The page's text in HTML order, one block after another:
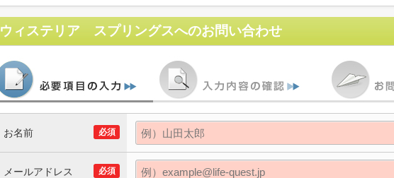
ウィステリア スプリングスへのお問い合わせ
必須
お名前
必須
メールアドレス